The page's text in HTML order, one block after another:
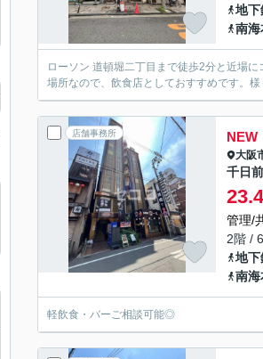
地下
南海
ローソン 道頓堀二丁目まで徒歩2分と近場
場所なので、飲食店としておすすめです。
店舗事務所 NEW
大阪
千日
管理/
2階 /
地下
南海
軽飲食・バーご相談可能◎